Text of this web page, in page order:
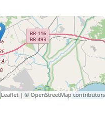
Leaflet| © OpenStreetMap contributors